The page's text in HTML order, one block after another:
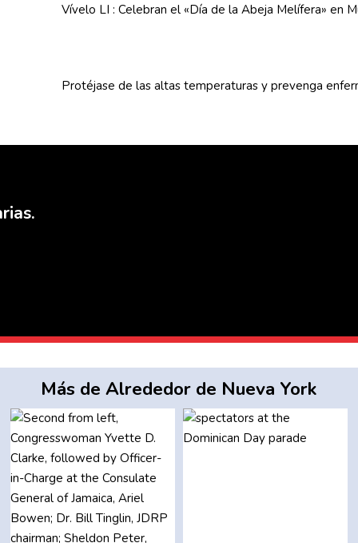
Vívelo LI : Celebran el «Día de la Abeja Melífera» en
Protéjase de las altas temperaturasy prevenga
Más de Alrededor de Nueva York